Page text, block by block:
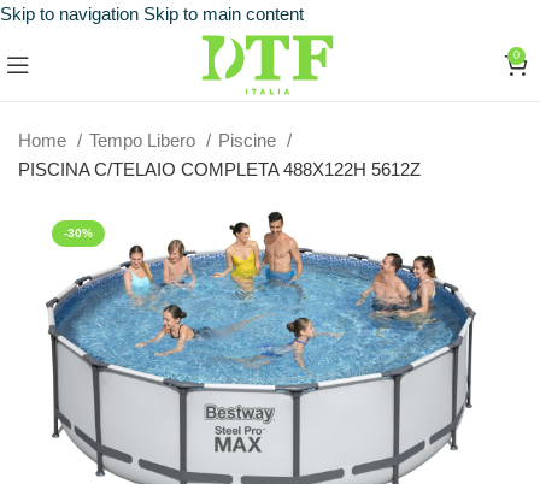
Skip to navigation Skip to main content
0
Home Tempo Libero
Piscine
PISCINA C/TELAIO COMPLETA 488X122H 5612Z
-30%